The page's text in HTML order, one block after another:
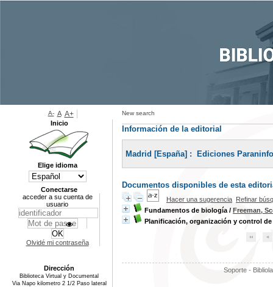
New search
Información de la editorial
Madrid [España] : ‎ Ediciones
Documentos disponibles de esta
Hacer una sugerencia Refinar
Fundamentos de biología / Freeman,
Planificación, organización y control de
Soporte -
A- A A+
Inicio
Elige idioma
Conectarse
acceder a su cuenta de
usuario
Olvidé mi contraseña
Dirección
Biblioteca Virtual y Documental
Via Napo kilometro 2 1/2 Paso lateral